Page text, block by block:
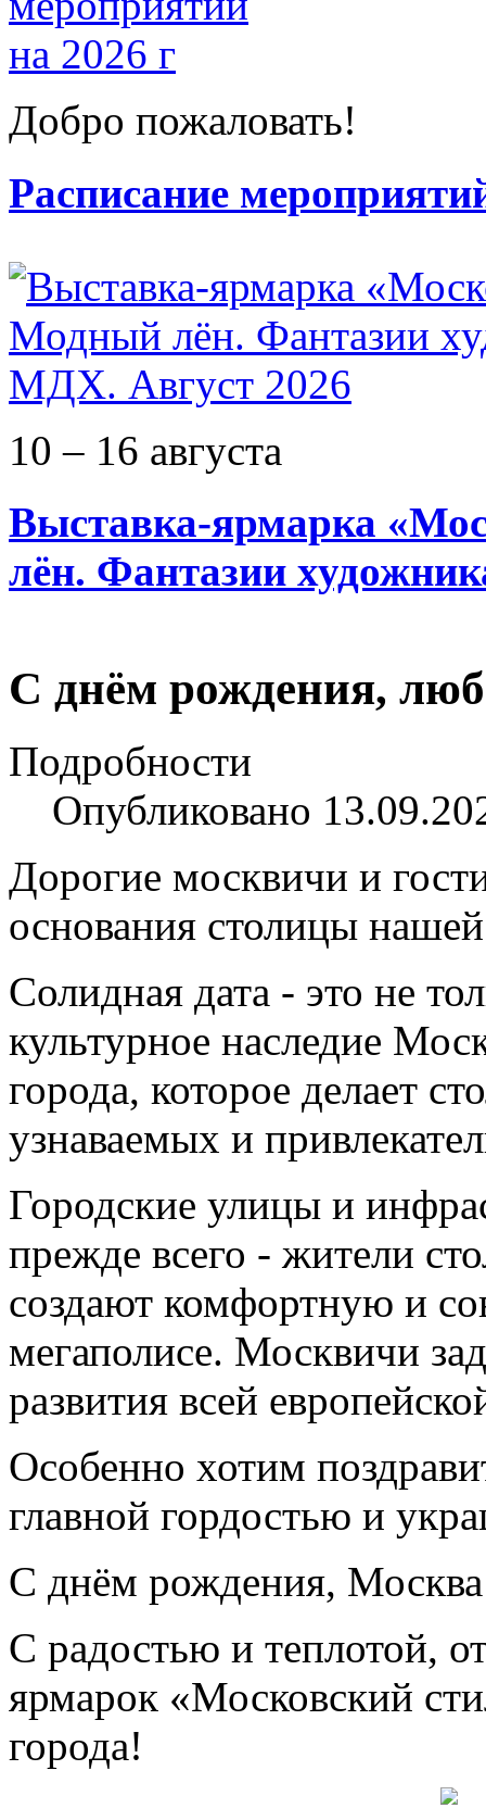
Добро пожаловать!
Расписание
10 – 16 августа
Выставка-ярмарка
лён. Фантазии
С днём рождения,
Подробности
Опубликовано
Дорогие москвичи и
основания столицы
Солидная дата - это не
культурное наследие
города, которое делает
узнаваемых и
Городские улицы и
прежде всего - жители
создают комфортную и
мегаполисе. Москвичи
развития всей
Особенно хотим
главной гордостью и
С днём рождения,
С радостью и теплотой,
ярмарок «Московский
города!